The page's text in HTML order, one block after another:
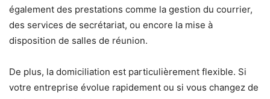
également des prestations comme la gestion du courrier,
des services de secrétariat, ou encore la mise à
disposition de salles de réunion.
De plus, la domiciliation est particulièrement flexible. Si
votre entreprise évolue rapidement ou si vous changez de